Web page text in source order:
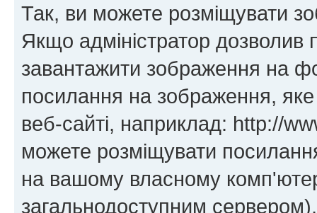
Так, ви можете розміщувати
Якщо адміністратор
завантажити зображення на
посилання на зображення, яке
веб-сайті, наприклад: http://
можете розміщувати
на вашому власному
загальнодоступним